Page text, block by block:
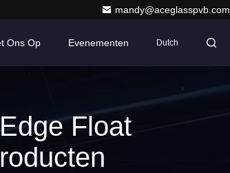
mandy@aceglasspvb.com
Ons Op Evenementen Dutch
Float